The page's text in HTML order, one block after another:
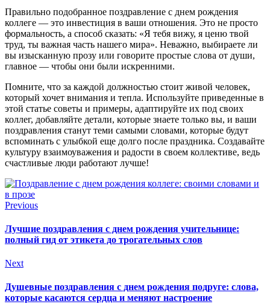
Правильно подобранное поздравление с днем рождения
коллеге — это инвестиция в ваши отношения. Это не просто
формальность, а способ сказать: «Я тебя вижу, я ценю твой
труд, ты важная часть нашего мира». Неважно, выбираете ли
вы изысканную прозу или говорите простые слова от души,
главное — чтобы они были искренними.
Помните, что за каждой должностью стоит живой человек,
который хочет внимания и тепла. Используйте приведенные в
этой статье советы и примеры, адаптируйте их под своих
коллег, добавляйте детали, которые знаете только вы, и ваши
поздравления станут теми самыми словами, которые будут
вспоминать с улыбкой еще долго после праздника. Создавайте
культуру взаимоуважения и радости в своем коллективе, ведь
счастливые люди работают лучше!
Previous
Лучшие поздравления с днем рождения учительнице:
полный гид от этикета до трогательных слов
Next
Душевные поздравления с днем рождения подруге: слова,
которые касаются сердца и меняют настроение